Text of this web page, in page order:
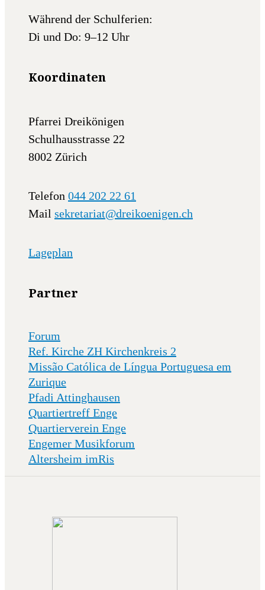
Während der Schulferien:
Di und Do: 9–12 Uhr
Koordinaten
Pfarrei Dreikönigen
Schulhausstrasse 22
8002 Zürich
Telefon 044 202 22 61
Mail sekretariat@dreikoenigen.ch
Lageplan
Partner
Forum
Ref. Kirche ZH Kirchenkreis 2
Missão Católica de Língua Portuguesa em
Zurique
Pfadi Attinghausen
Quartiertreff Enge
Quartierverein Enge
Engemer Musikforum
Altersheim imRis